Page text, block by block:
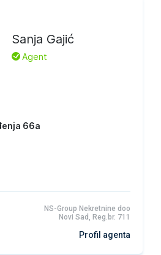
Sanja Gajić
L Agent
66a
NS-Group Nekretnine doo
Novi Sad, Reg.br. 711
Profil agenta